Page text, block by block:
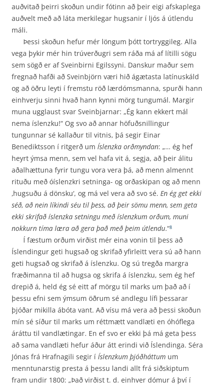
auðvitað þeirri skoðun undir fótinn að þeir eigi afskaplega
auðvelt með að láta merki­legar hugsanir í ljós á útlendu
máli.
Þessi skoðun hefur mér löngum þótt tortryggileg. Alla
vega þykir mér hin trúverðugri sem ráða má af lítilli sögu
sem sögð er af Sveinbirni Egilssyni. Danskur maður sem
fregnað hafði að Sveinbjörn væri hið ágætasta latínuskáld
og að öðru leyti í fremstu röð lærdómsmanna, spurði hann
einhverju sinni hvað hann kynni mörg tungumál. Margir
muna ugglaust svar Sveinbjarnar: „Ég kann ekkert mál
nema íslenzku!“ Og svo að annar höfuðsnillingur
tungunnar sé kallaður til vitnis, þá segir Einar
Benediktsson í ritgerð um Íslenzka orðmyndan: „… ég hef
heyrt ýmsa menn, sem vel hafa vit á, segja, að þeir álitu
aðalhættuna fyrir tungu vora vera þá, að menn almennt
rituðu með óíslenzkri setninga- og orðaskipan og að menn
‚hugsuðu á dönsku‘, og má vel vera að svo sé. En ég get ekki
séð, að nein líkindi séu til þess, að þeir sömu menn, sem geta
ekki skrifað íslenzka setningu með íslenzkum orðum, muni
nokkurn tíma læra að gera það með þeim útlendu.“8
Í fæstum orðum virðist mér eina vonin til þess að
Íslendingur geti hugsað og skrifað yfirleitt vera sú að hann
geti hugsað og skrifað á íslenzku. Og sú tregða margra
fræðimanna til að hugsa og skrifa á íslenzku, sem ég hef
drepið á, held ég sé eitt af mörgu til marks um það að í
þessu efni sem ýmsum öðrum sé andlegu lífi þessarar
þjóðar mikilla ábóta vant. Að vísu má vera að þessi skoðun
mín sé síður til marks um réttmætt vandlæti en óhóflega
áráttu til vandlætingar. En ef svo er ekki þá má geta þess
að sama vandlæti hefur áður átt erindi við Íslendinga. Séra
Jónas frá Hrafnagili segir í Íslenzkum þjóðháttum um
menntunarstig presta á þessu landi allt frá sið­skiptum
fram undir 1800: „Það virðist t. d. einhver dómur á því í